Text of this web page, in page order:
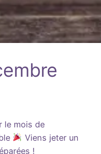
le mois de
Viens jeter un
!